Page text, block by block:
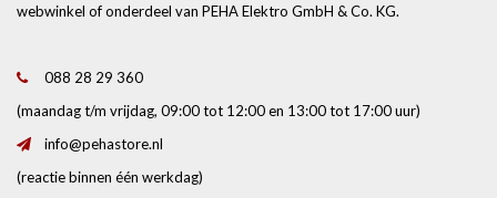
webwinkel of onderdeel van PEHA Elektro GmbH & Co. KG.
088 28 29 360
(maandag t/m vrijdag, 09:00 tot 12:00 en 13:00 tot 17:00 uur)
info@pehastore.nl
(reactie binnen één werkdag)